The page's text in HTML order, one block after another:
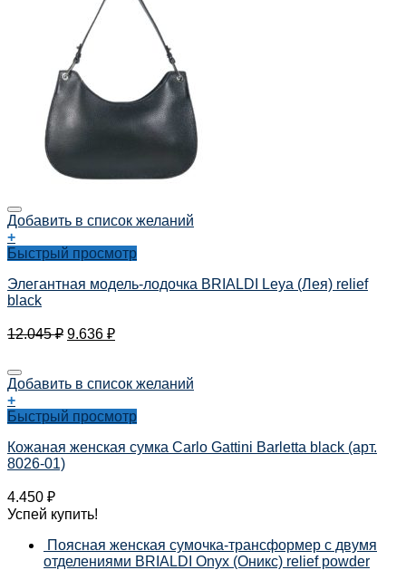
Добавить в список желаний
+
Быстрый просмотр
Элегантная модель-лодочка BRIALDI Leya (Лея) relief
black
12.045₽ 9.636 ₽
Добавить в список желаний
+
Быстрый просмотр
Кожаная женская сумка Carlo Gattini Barletta black (арт.
8026-01)
4.450 ₽
Успей купить!
Поясная женская сумочка-трансформер с двумя
отделениями BRIALDI Onyx (Оникс) relief powder